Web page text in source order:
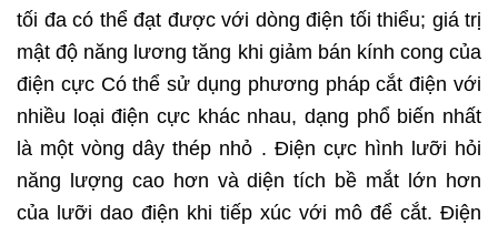
tối đa có thể đạt được với dòng điện tối thiểu; giá trị
mật độ năng lương tăng khi giảm bán kính cong của
điện cực Có thể sử dụng phương pháp cắt điện với
nhiều loại điện cực khác nhau, dạng phổ biến nhất
là một vòng dây thép nhỏ . Điện cực hình lưỡi hỏi
năng lượng cao hơn và diện tích bề mắt lớn hơn
của lưỡi dao điện khi tiếp xúc với mô để cắt. Điện